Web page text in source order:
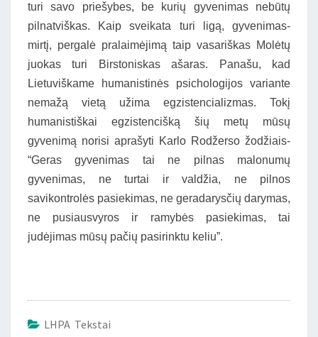
turi savo priešybes, be kurių gyvenimas nebūtų
pilnatviškas. Kaip sveikata turi ligą, gyvenimas-
mirtį, pergalė pralaimėjimą taip vasariškas Molėtų
juokas turi Birstoniskas ašaras. Panašu, kad
Lietuviškame humanistinės psichologijos variante
nemažą vietą užima egzistencializmas. Tokį
humanistiškai egzistencišką šių metų mūsų
gyvenimą norisi aprašyti Karlo Rodžerso žodžiais-
“Geras gyvenimas tai ne pilnas malonumų
gyvenimas, ne turtai ir valdžia, ne pilnos
savikontrolės pasiekimas, ne geradarysčių darymas,
ne pusiausvyros ir ramybės pasiekimas, tai
judėjimas mūsų pačių pasirinktu keliu”.
LHPA Tekstai